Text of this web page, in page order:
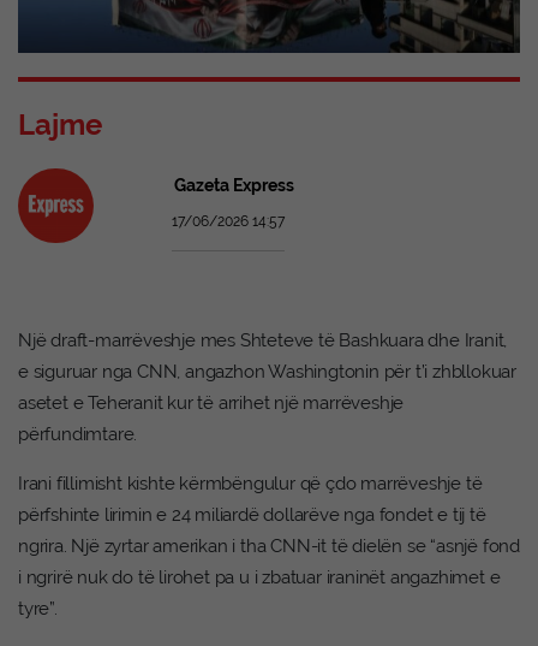
Lajme
Gazeta Express
17/06/2026 14:57
Një draft-marrëveshje mes Shteteve të Bashkuara dhe Iranit,
e siguruar nga CNN, angazhon Washingtonin për t’i zhbllokuar
asetet e Teheranit kur të arrihet një marrëveshje
përfundimtare.
Irani fillimisht kishte kërmbëngulur që çdo marrëveshje të
përfshinte lirimin e 24 miliardë dollarëve nga fondet e tij të
ngrira. Një zyrtar amerikan i tha CNN-it të dielën se “asnjë fond
i ngrirë nuk do të lirohet pa u i zbatuar iraninët angazhimet e
tyre”.